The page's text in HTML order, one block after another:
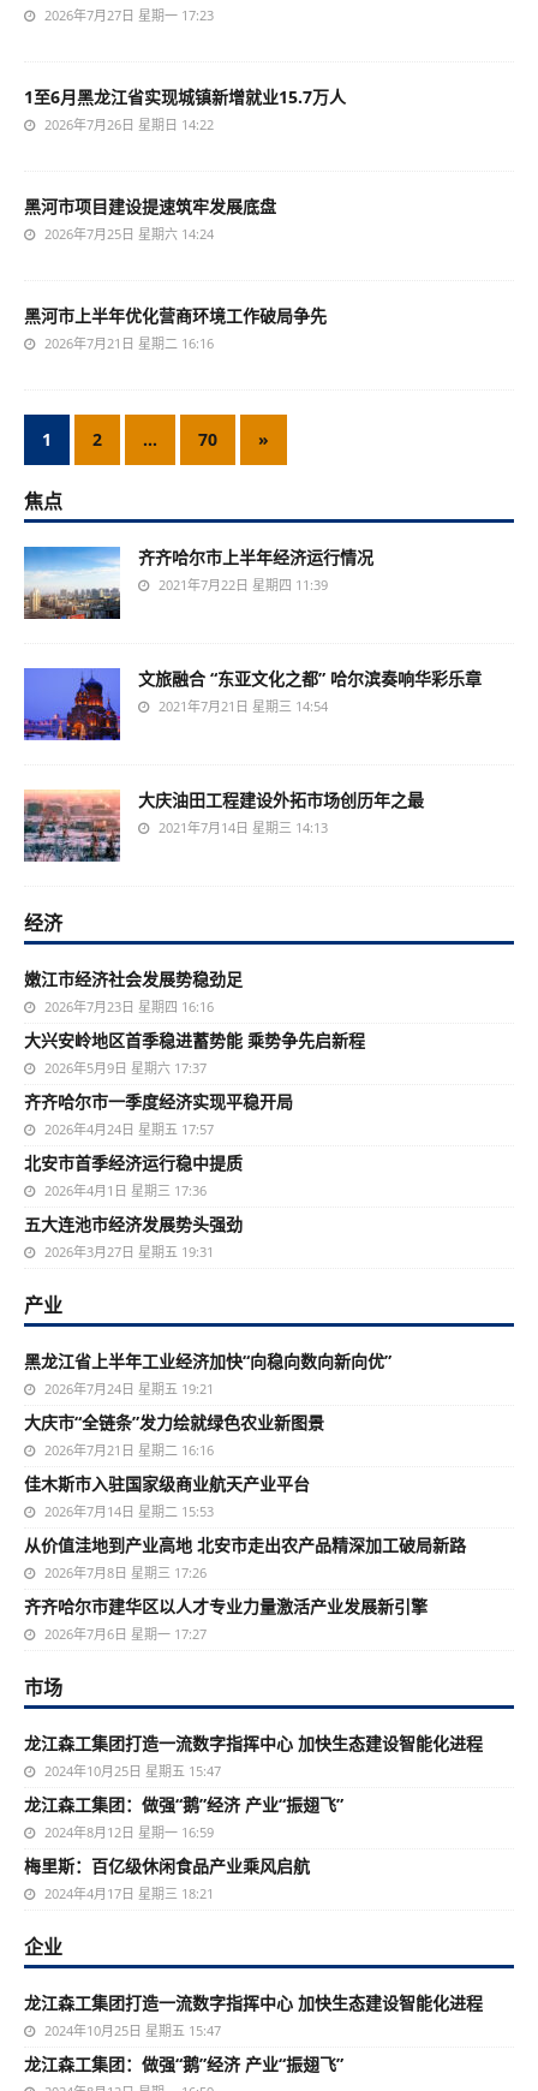
2026年7月27日 星期一 17:23
1至6月黑龙江省实现城镇新增就业15.7万人
2026年7月26日 星期日 14:22
黑河市项目建设提速筑牢发展底盘
2026年7月25日 星期六 14:24
黑河市上半年优化营商环境工作破局争先
2026年7月21日 星期二 16:16
1 2 … 70 »
焦点
齐齐哈尔市上半年经济运行情况
2021年7月22日 星期四 11:39
文旅融合 “东亚文化之都” 哈尔滨奏响华彩乐章
2021年7月21日 星期三 14:54
大庆油田工程建设外拓市场创历年之最
2021年7月14日 星期三 14:13
经济
嫩江市经济社会发展势稳劲足
2026年7月23日 星期四 16:16
大兴安岭地区首季稳进蓄势能 乘势争先启新程
2026年5月9日 星期六 17:37
齐齐哈尔市一季度经济实现平稳开局
2026年4月24日 星期五 17:57
北安市首季经济运行稳中提质
2026年4月1日 星期三 17:36
五大连池市经济发展势头强劲
2026年3月27日 星期五 19:31
产业
黑龙江省上半年工业经济加快“向稳向数向新向优”
2026年7月24日 星期五 19:21
大庆市“全链条”发力绘就绿色农业新图景
2026年7月21日 星期二 16:16
佳木斯市入驻国家级商业航天产业平台
2026年7月14日 星期二 15:53
从价值洼地到产业高地 北安市走出农产品精深加工破局新路
2026年7月8日 星期三 17:26
齐齐哈尔市建华区以人才专业力量激活产业发展新引擎
2026年7月6日 星期一 17:27
市场
龙江森工集团打造一流数字指挥中心 加快生态建设智能化进程
2024年10月25日 星期五 15:47
龙江森工集团：做强“鹅”经济 产业“振翅飞”
2024年8月12日 星期一 16:59
梅里斯：百亿级休闲食品产业乘风启航
2024年4月17日 星期三 18:21
企业
龙江森工集团打造一流数字指挥中心 加快生态建设智能化进程
2024年10月25日 星期五 15:47
龙江森工集团：做强“鹅”经济 产业“振翅飞”